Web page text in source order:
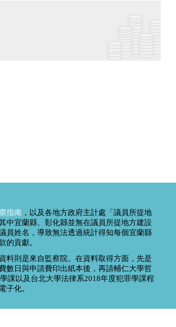
指南 ，以及各地方政府主計處「議員所提地
中宜蘭縣、彰化縣並無在議員所提地方建設
員姓名，導致無法透過統計得知每個宜蘭縣
的貢獻。
料則是來自監察院。在資料取得方面，先是
數日與申請費印出紙本後，再請輔仁大學哲
課以及台北大學法律系2018年度犯罪學課程
子化。